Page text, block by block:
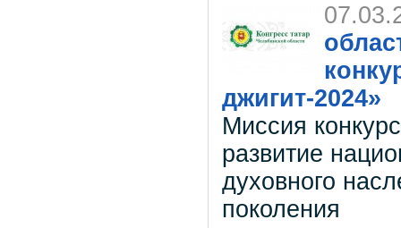
джигит-2024»
Миссия
развитие
духовного
поколения